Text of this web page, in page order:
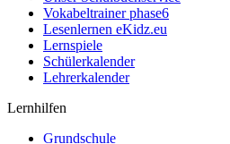
Vokabeltrainer phase6
Lesenlernen eKidz.eu
Lernspiele
Schülerkalender
Lehrerkalender
Lernhilfen
Grundschule